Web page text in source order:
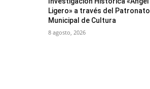
Ligero» a través del Patronato
Municipal de Cultura
8 agosto, 2026